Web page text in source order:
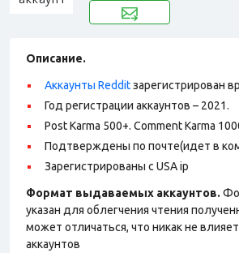
Описание.
Аккаунты Redditзарегистрирован
Год регистрации аккаунтов – 2021.
Post Karma 500+. Comment Karma
Подтверждены по почте(идет в
Зарегистрированы с USA ip
Формат выдаваемых аккаунтов.
указан для облегчения чтения
может отличаться, что никак не
аккаунтов